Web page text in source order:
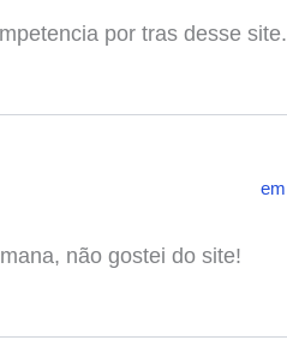
por tras desse site.
em
não gostei do site!